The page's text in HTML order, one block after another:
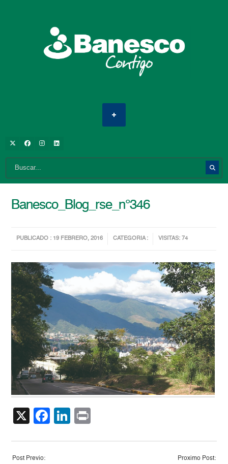
Banesco_Blog_rse_n°346
PUBLICADO : 19 FEBRERO, 2016 CATEGORIA : VISITAS: 74
X Facebook
LinkedIn
Post Previo: Proximo Post: